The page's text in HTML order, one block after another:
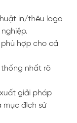
in/thêu logo
hợp cho cả
thống nhất rõ
giải pháp
mục đích sử